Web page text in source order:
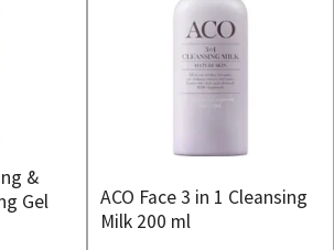
&
Gel
ACO Face 3 in 1 Cleansing
Milk 200 ml